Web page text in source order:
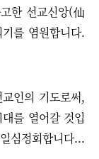
한 선교신앙(仙
를 염원합니다.
인의 기도로써,
를 열어갈 것입
심정회합니다...